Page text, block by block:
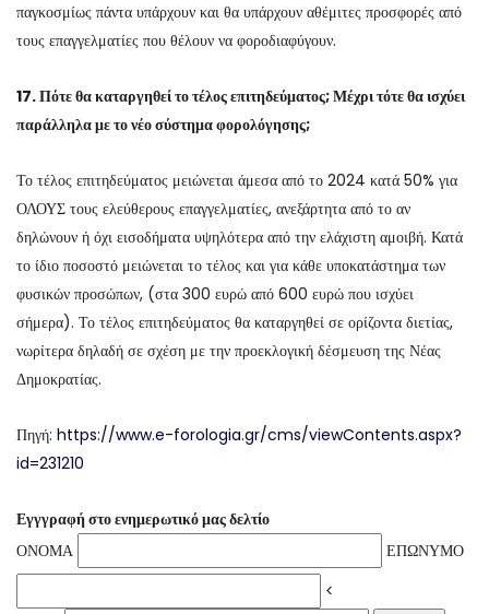
παγκοσμίως πάντα υπάρχουν και θα υπάρχουν αθέμιτες προσφορές από
τους επαγγελματίες που θέλουν να φοροδιαφύγουν.
17. Πότε θα καταργηθεί το τέλος επιτηδεύματος; Μέχρι τότε θα ισχύει
παράλληλα με το νέο σύστημα φορολόγησης;
Το τέλος επιτηδεύματος μειώνεται άμεσα από το 2024 κατά 50% για
ΟΛΟΥΣ τους ελεύθερους επαγγελματίες, ανεξάρτητα από το αν
δηλώνουν ή όχι εισοδήματα υψηλότερα από την ελάχιστη αμοιβή. Κατά
το ίδιο ποσοστό μειώνεται το τέλος και για κάθε υποκατάστημα των
φυσικών προσώπων, (στα 300 ευρώ από 600 ευρώ που ισχύει
σήμερα). Το τέλος επιτηδεύματος θα καταργηθεί σε ορίζοντα διετίας,
νωρίτερα δηλαδή σε σχέση με την προεκλογική δέσμευση της Νέας
Δημοκρατίας.
Πηγή: https://www.e-forologia.gr/cms/viewContents.aspx?
id=231210
Εγγγραφή στο ενημερωτικό μας δελτίο
ΟΝΟΜΑ
ΕΠΩΝΥΜΟ
<